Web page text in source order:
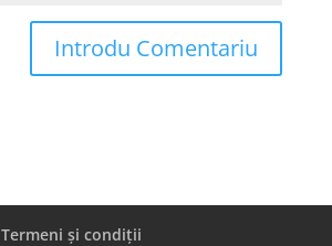
Termeni și condiții